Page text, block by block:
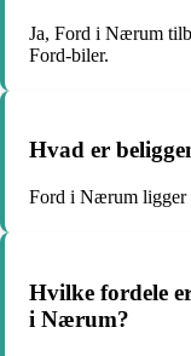
Ja, Ford i Nærum
Ford-biler.
Hvad er
Ford i Nærum
Hvilke fordele
i Nærum?